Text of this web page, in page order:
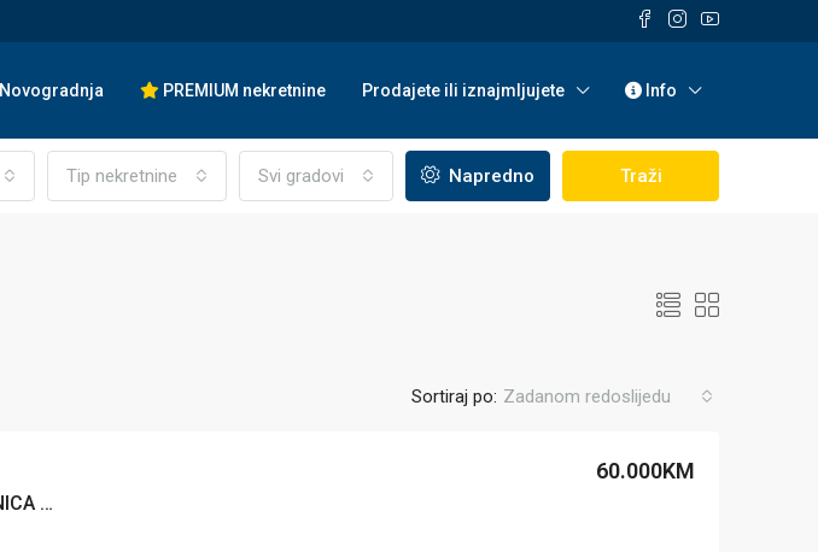
Novogradnja PREMIUM nekretnine Prodajete ili iznajmljujete Info
Tip nekretnine Svi gradovi Napredno Traži
Sortiraj po: Zadanom redoslijedu
Zemljište sa devastiranim objektima – ZENICA – Nemila
60.000KM